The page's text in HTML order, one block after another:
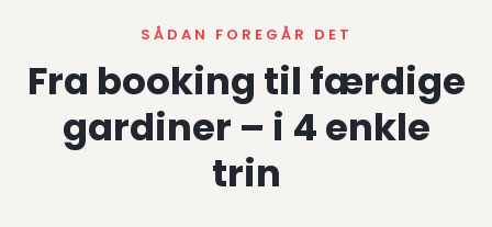
SÅDAN FOREGÅR DET
Fra booking til færdige
gardiner – i 4 enkle
trin